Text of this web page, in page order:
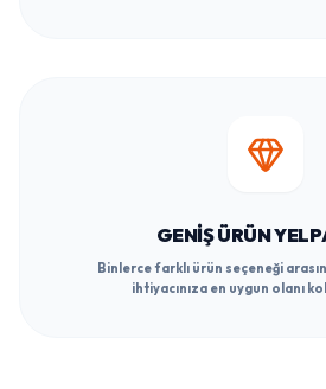
GENIŞ ÜRÜN
Binlerce farklı ürün seçeneği
ihtiyacınıza en uygun olanı